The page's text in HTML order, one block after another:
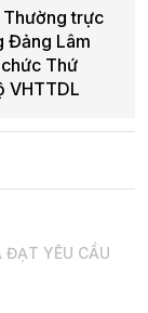
Thường trực
Đảng Lâm
Thứ
VHTTDL
ĐẠT YÊU CẦU